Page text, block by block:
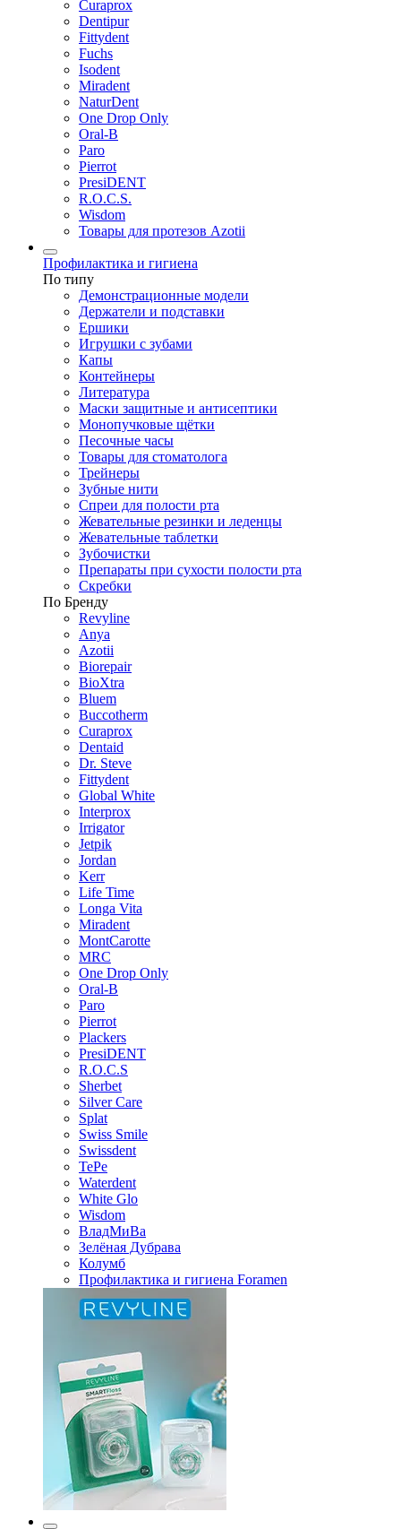
Curaprox
Dentipur
Fittydent
Fuchs
Isodent
Miradent
NaturDent
One Drop Only
Oral-B
Paro
Pierrot
PresiDENT
R.O.C.S.
Wisdom
Товары для протезов Azotii
Профилактика и гигиена
По типу
Демонстрационные модели
Держатели и подставки
Ершики
Игрушки с зубами
Капы
Контейнеры
Литература
Маски защитные и антисептики
Монопучковые щётки
Песочные часы
Товары для стоматолога
Трейнеры
Зубные нити
Спреи для полости рта
Жевательные резинки и леденцы
Жевательные таблетки
Зубочистки
Препараты при сухости полости рта
Скребки
По Бренду
Revyline
Anya
Azotii
Biorepair
BioXtra
Bluem
Buccotherm
Curaprox
Dentaid
Dr. Steve
Fittydent
Global White
Interprox
Irrigator
Jetpik
Jordan
Kerr
Life Time
Longa Vita
Miradent
MontCarotte
MRC
One Drop Only
Oral-B
Paro
Pierrot
Plackers
PresiDENT
R.O.C.S
Sherbet
Silver Care
Splat
Swiss Smile
Swissdent
TePe
Waterdent
White Glo
Wisdom
ВладМиВа
Зелёная Дубрава
Колумб
Профилактика и гигиена Foramen